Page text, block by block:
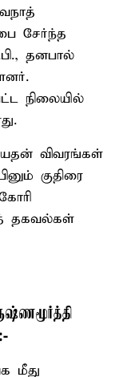
சேர்ந்த
தனபால்
நிலையில்
விவரங்கள்
குதிரை
தகவல்கள்
மீது